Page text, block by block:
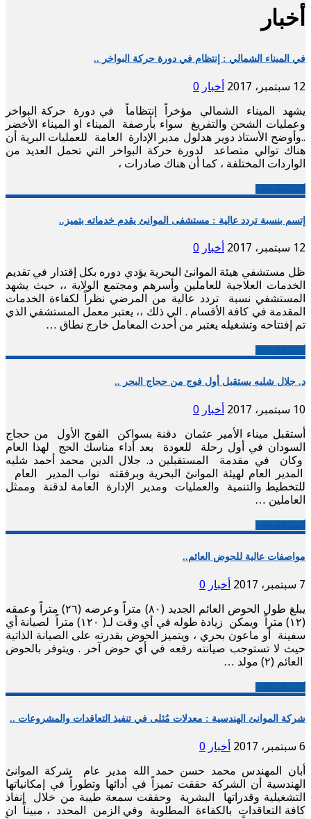
أخبار
في الميناء الشمالي : إنتظام في دورة حركة البواخر ..
12 سبتمبر، 2017 أخبار 0
يشهد الميناء الشمالي مؤخراً إنتظاماً في دورة حركة البواخر
وعمليات الشحن والتفريغ سواء بأرصفة الميناء او الميناء الأخضر
..وأوضح الأستاذ دوير هدلول مدير الإدارة العامة للعمليات البرية أن
هناك توالي متصاعد لدورة حركة البواخر التي تحمل العديد من
الواردات المختلفة ، كما أن هناك صادرات ،
إتسم بنسبة تردد عالية : مستشفى الموانئ يقدم خدماته بتميز..
12 سبتمبر، 2017 أخبار 0
ظل مستشفي هيئة الموانئ البحرية يؤدي دوره بكل إقتدار في تقديم
الخدمات العلاجية للعاملين وأسرهم ومجتمع الولاية ،، حيث يشهد
المستشفي نسبة تردد عالية من المرضي نظراً لكفاءة الخدمات
المقدمة في كافة الأقسام . الي ذلك ،، يعتبر معمل المستشفي الذي
تم إفتتاحه وتشغيله يعتبر من أحدث المعامل خارج نطاق …
د. جلال شليه يستقبل أول فوج من حجاج البحر ..
10 سبتمبر، 2017 أخبار 0
أستقبل ميناء الأمير عثمان دقنة بسواكن الفوج الأول من حجاج
السودان في أول رحلة للعودة بعد أداء مناسك الحج لهذا العام
وكان في مقدمة المستقبلين د. جلال الدين محمد أحمد شليه
المدير العام لهيئة الموانئ البحرية وبرفقته نواب المدير العام
للتخطيط والتنمية والعمليات ومدير الإدارة العامة لدقنة وممثل
العاملين …
مواصفات عالية للحوض العائم..
7 سبتمبر، 2017 أخبار 0
يبلغ طول الحوض العائم الجديد (٨٠) متراً وعرضه (٢٦) متراً وعمقه
(١٢) متراً ويمكن زيادة طوله في أي وقت لـ( ١٢٠) متراً لصيانة أي
سفينة أو ماعون بحري ، ويتميز الحوض بقدرته على الصيانة الذاتية
حيث لا تستوجب صيانته رفعه في أي حوض آخر . ويتوفر بالحوض
العائم (٢) مولد …
شركة الموانئ الهندسية : معدلات مُثلى في تنفيذ التعاقدات والمشروعات ..
6 سبتمبر، 2017 أخبار 0
أبان المهندس محمد حسن حمد الله مدير عام شركة الموانئ
الهندسية أن الشركة حققت تميزاً في أدائها وتطوراً في إمكانياتها
التشغيلية وقدراتها البشرية وحققت سمعة طيبة من خلال إنفاذ
كافة التعاقدات بالكفاءة المطلوبة وفي الزمن المحدد ، مبيناً ان